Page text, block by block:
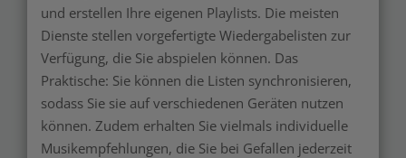
und erstellen Ihre eigenen Playlists. Die meisten
Dienste stellen vorgefertigte Wiedergabelisten zur
Verfügung, die Sie abspielen können. Das
Praktische: Sie können die Listen synchronisieren,
sodass Sie sie auf verschiedenen Geräten nutzen
können. Zudem erhalten Sie vielmals individuelle
Musikempfehlungen, die Sie bei Gefallen jederzeit